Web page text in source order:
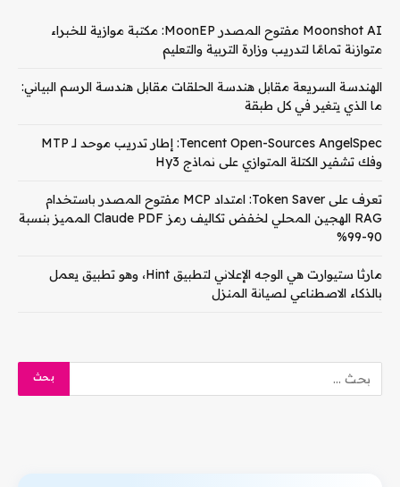
Moonshot AI مفتوح المصدر MoonEP: مكتبة موازية للخبراء
متوازنة تمامًا لتدريب وزارة التربية والتعليم
الهندسة السريعة مقابل هندسة الحلقات مقابل هندسة الرسم البياني:
ما الذي يتغير في كل طبقة
Tencent Open-Sources AngelSpec: إطار تدريب موحد لـ MTP
وفك تشفير الكتلة المتوازي على نماذج Hy3
تعرف على Token Saver: امتداد MCP مفتوح المصدر باستخدام
RAG الهجين المحلي لخفض تكاليف رمز Claude PDF المميز بنسبة
90-99%
مارثا ستيوارت هي الوجه الإعلاني لتطبيق Hint، وهو تطبيق يعمل
بالذكاء الاصطناعي لصيانة المنزل